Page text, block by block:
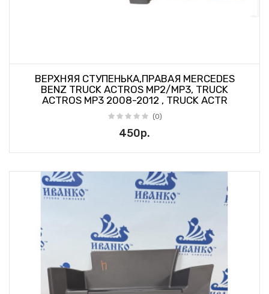
ВЕРХНЯЯ СТУПЕНЬКА,ПРАВАЯ MERCEDES
BENZ TRUCK ACTROS MP2/MP3, TRUCK
ACTROS MP3 2008-2012 , TRUCK ACTR
(0)
450р.